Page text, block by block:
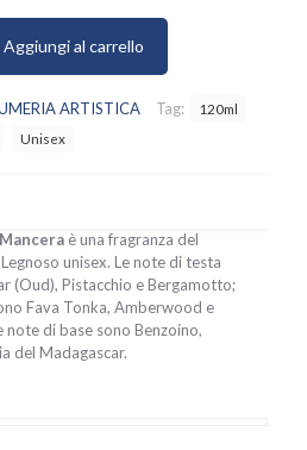
Aggiungi al carrello
ARTISTICA Tag:
120ml
Unisex
Mancera è una fragranza del
unisex. Le note di testa
(Oud), Pistacchio e Bergamotto;
Fava Tonka, Amberwood e
note di base sono Benzoino,
del Madagascar.